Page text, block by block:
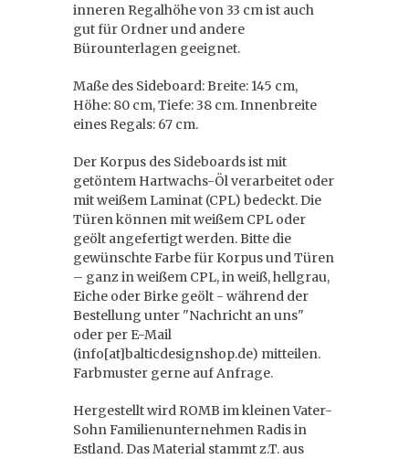
inneren Regalhöhe von 33 cm ist auch
gut für Ordner und andere
Bürounterlagen geeignet.
Maße des Sideboard: Breite: 145 cm,
Höhe: 80 cm, Tiefe: 38 cm. Innenbreite
eines Regals: 67 cm.
Der Korpus des Sideboards ist mit
getöntem Hartwachs-Öl verarbeitet oder
mit weißem Laminat (CPL) bedeckt. Die
Türen können mit weißem CPL oder
geölt angefertigt werden. Bitte die
gewünschte Farbe für Korpus und Türen
– ganz in weißem CPL, in weiß, hellgrau,
Eiche oder Birke geölt - während der
Bestellung unter "Nachricht an uns"
oder per E-Mail
(info[at]balticdesignshop.de) mitteilen.
Farbmuster gerne auf Anfrage.
Hergestellt wird ROMB im kleinen Vater-
Sohn Familienunternehmen Radis in
Estland. Das Material stammt z.T. aus